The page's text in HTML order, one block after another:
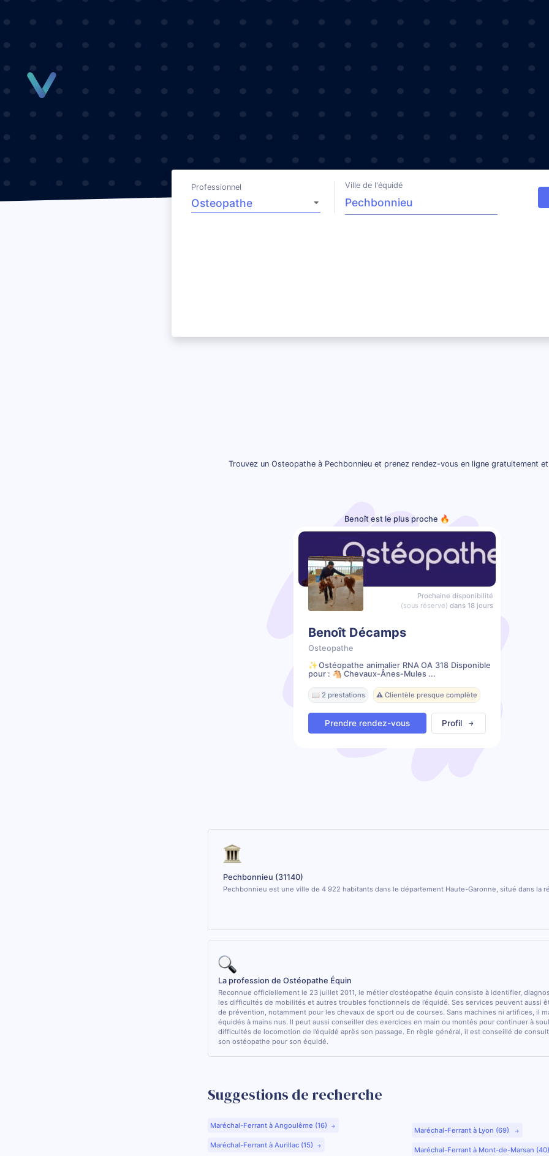
Professionnel Ville de l'équidé
Trouvez un Osteopathe à Pechbonnieu et prenez rendez-vous en ligne gratuitement
Benoît est le plus proche 🔥
Prochaine disponibilité
(sous réserve) dans 18 jours
Benoît Décamps
Osteopathe
✨️Ostéopathe animalier RNA OA 318 Disponible
pour : 🐴 Chevaux-Ânes-Mules ...
📖 2 prestations ⚠️ Clientèle presque complète
Prendre rendez-vous Profil
Pechbonnieu (31140)
Pechbonnieu est une ville de 4 922 habitants dans le département Haute-Garonne, situé dans la
La profession de Ostéopathe Équin
Reconnue officiellement le 23 juillet 2011, le métier d’ostéopathe équin consiste à identifier,
les difficultés de mobilités et autres troubles fonctionnels de l’équidé. Ses services peuvent aussi
de prévention, notamment pour les chevaux de sport ou de courses. Sans machines ni artifices, il
équidés à mains nus. Il peut aussi conseiller des exercices en main ou montés pour continuer à
difficultés de locomotion de l’équidé après son passage. En règle général, il est conseillé de
son ostéopathe pour son équidé.
Suggestions de recherche
Maréchal-Ferrant à Angoulême (16)
Maréchal-Ferrant à Aurillac (15)
Maréchal-Ferrant à Lyon (69)
Maréchal-Ferrant à Mont-de-Marsan